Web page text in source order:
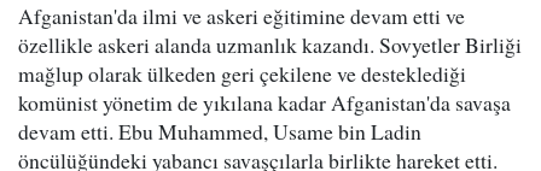
Afganistan'da ilmi ve askeri eğitimine devam etti ve
özellikle askeri alanda uzmanlık kazandı. Sovyetler Birliği
mağlup olarak ülkeden geri çekilene ve desteklediği
komünist yönetim de yıkılana kadar Afganistan'da savaşa
devam etti. Ebu Muhammed, Usame bin Ladin
öncülüğündeki yabancı savaşçılarla birlikte hareket etti.